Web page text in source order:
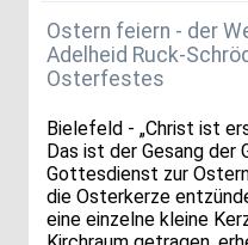
Ostern feiern - der
Adelheid Ruck-
Osterfestes
Bielefeld - „Christ ist
Das ist der Gesang der
Gottesdienst zur
die Osterkerze
eine einzelne kleine